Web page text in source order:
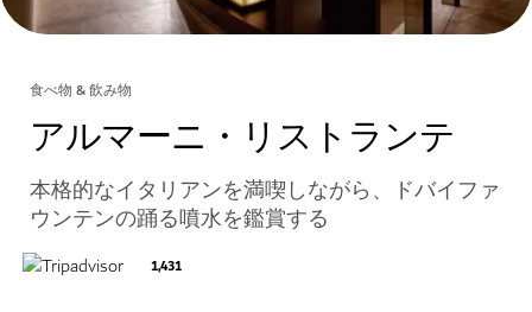
食べ物 & 飲み物
アルマーニ・リストランテ
本格的なイタリアンを満喫しながら、ドバイファ
ウンテンの踊る噴水を鑑賞する
1,431